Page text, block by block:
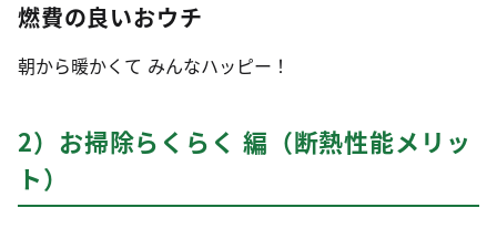
燃費の良いおウチ
朝から暖かくて みんなハッピー！
2）お掃除らくらく 編（断熱性能メリッ
ト）